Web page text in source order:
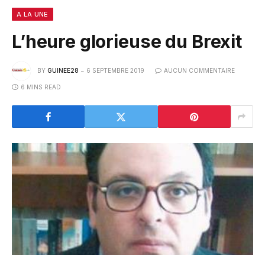
A LA UNE
L’heure glorieuse du Brexit
BY GUINEE28 6 SEPTEMBRE 2019 AUCUN COMMENTAIRE
6 MINS READ